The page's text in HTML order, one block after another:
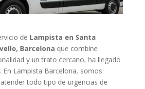
de Lampista en Santa
Barcelona que combine
y un trato cercano, ha llegado
En Lampista Barcelona, somos
todo tipo de urgencias de